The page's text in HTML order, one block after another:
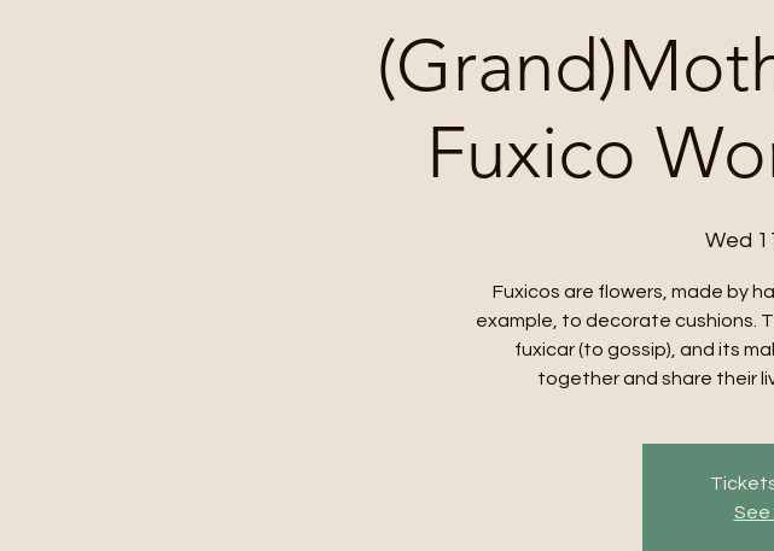
Fuxico
Wed
Fuxicos are flowers, made by
example, to decorate cushions.
fuxicar (to gossip), and its
together and share their